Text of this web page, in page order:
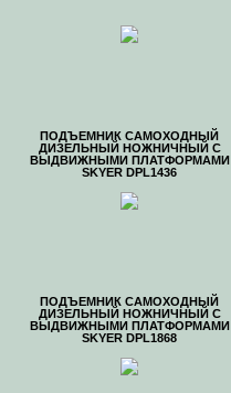
ПОДЪЕМНИК САМОХОДНЫЙ
ДИЗЕЛЬНЫЙ НОЖНИЧНЫЙ С
ВЫДВИЖНЫМИ ПЛАТФОРМАМИ
SKYER DPL1436
ПОДЪЕМНИК САМОХОДНЫЙ
ДИЗЕЛЬНЫЙ НОЖНИЧНЫЙ С
ВЫДВИЖНЫМИ ПЛАТФОРМАМИ
SKYER DPL1868